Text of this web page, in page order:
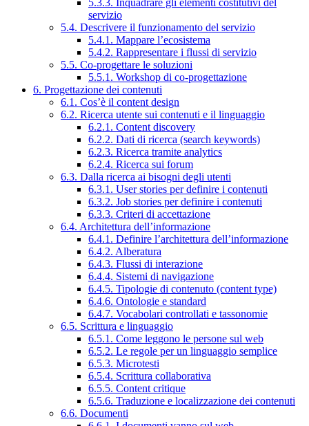
servizio
5.4. Descrivere il funzionamento del servizio
5.4.1. Mappare l’ecosistema
5.4.2. Rappresentare i flussi di servizio
5.5. Co-progettare le soluzioni
5.5.1. Workshop di co-progettazione
6. Progettazione dei contenuti
6.1. Cos’è il content design
6.2. Ricerca utente sui contenuti e il linguaggio
6.2.1. Content discovery
6.2.2. Dati di ricerca (search keywords)
6.2.3. Ricerca tramite analytics
6.2.4. Ricerca sui forum
6.3. Dalla ricerca ai bisogni degli utenti
6.3.1. User stories per definire i contenuti
6.3.2. Job stories per definire i contenuti
6.3.3. Criteri di accettazione
6.4. Architettura dell’informazione
6.4.1. Definire l’architettura dell’informazione
6.4.2. Alberatura
6.4.3. Flussi di interazione
6.4.4. Sistemi di navigazione
6.4.5. Tipologie di contenuto (content type)
6.4.6. Ontologie e standard
6.4.7. Vocabolari controllati e tassonomie
6.5. Scrittura e linguaggio
6.5.1. Come leggono le persone sul web
6.5.2. Le regole per un linguaggio semplice
6.5.3. Microtesti
6.5.4. Scrittura collaborativa
6.5.5. Content critique
6.5.6. Traduzione e localizzazione dei contenuti
6.6. Documenti